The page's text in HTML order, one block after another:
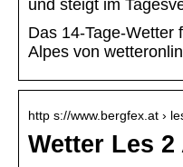
und steigt im
Das 14-Tage-Wetter
Alpes von
http s://www.bergfex.at ›
Wetter Les